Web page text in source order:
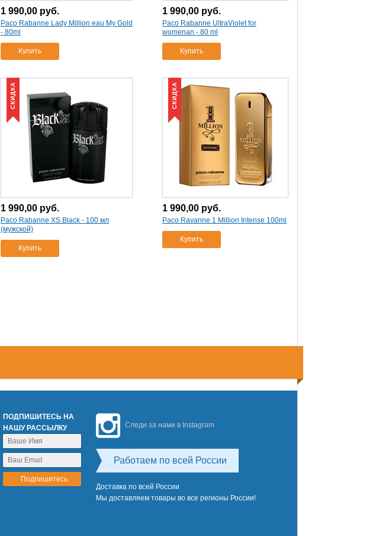
1 990,00 руб.
Paco Rabanne Lady Million eau My Gold
- 80ml
Купить
1 990,00 руб.
Paco Rabanne UltraViolet for
womenan - 80 ml
Купить
СКИДКА
1 990,00 руб.
Paco Rabanne XS Black - 100 мл
(мужской)
Купить
СКИДКА
1 990,00 руб.
Paco Ravanne 1 Million Intense 100ml
Купить
ПОДПИШИТЕСЬ НА
НАШУ РАССЫЛКУ
Следи за нами в Instagram
Работаем по всей России
Доставка по всей России
Мы доставляем товары во все регионы России!